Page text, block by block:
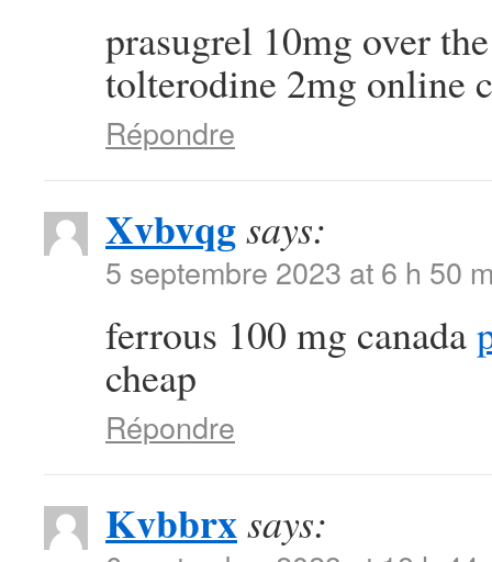
prasugrel 10mg over
tolterodine 2mg online
Répondre
Xvbvqgsays:
5 septembre 2023 at 6 h 50
ferrous 100 mg canada
cheap
Répondre
Kvbbrxsays: